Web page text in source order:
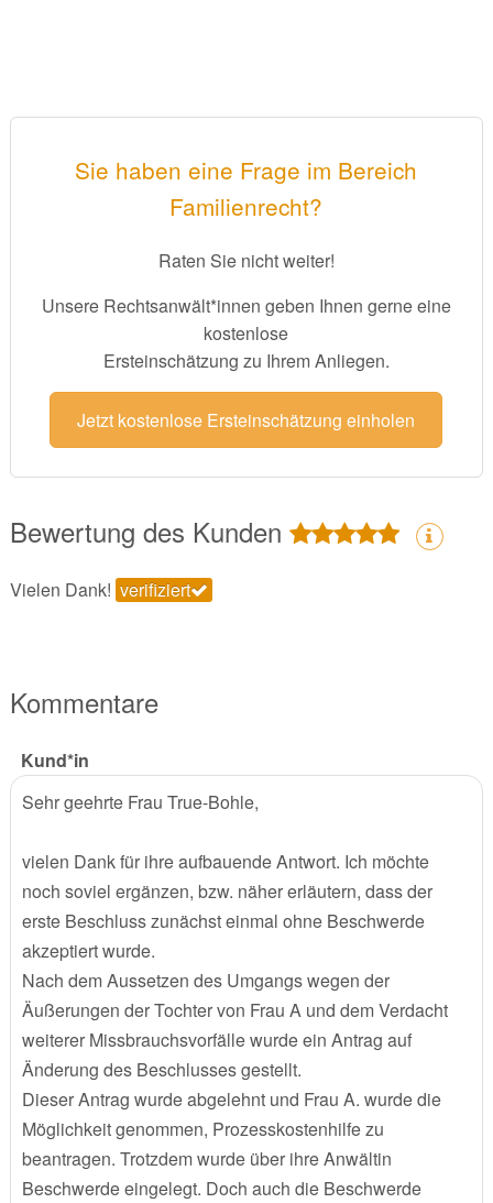
Sie haben eine Frage im Bereich
Familienrecht?
Raten Sie nicht weiter!
Unsere Rechtsanwält*innen geben Ihnen gerne eine
kostenlose
Ersteinschätzung zu Ihrem Anliegen.
Jetzt kostenlose Ersteinschätzung einholen
Bewertung des Kunden
Vielen Dank! verifiziert
Kommentare
Kund*in
Sehr geehrte Frau True-Bohle,
vielen Dank für ihre aufbauende Antwort. Ich möchte
noch soviel ergänzen, bzw. näher erläutern, dass der
erste Beschluss zunächst einmal ohne Beschwerde
akzeptiert wurde.
Nach dem Aussetzen des Umgangs wegen der
Äußerungen der Tochter von Frau A und dem Verdacht
weiterer Missbrauchsvorfälle wurde ein Antrag auf
Änderung des Beschlusses gestellt.
Dieser Antrag wurde abgelehnt und Frau A. wurde die
Möglichkeit genommen, Prozesskostenhilfe zu
beantragen. Trotzdem wurde über ihre Anwältin
Beschwerde eingelegt. Doch auch die Beschwerde